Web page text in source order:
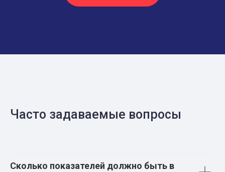
Часто задаваемые вопросы
Сколько показателей должно быть в